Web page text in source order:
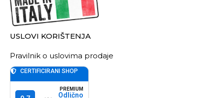
USLOVI KORIŠTENJA
Pravilnik o uslovima prodaje